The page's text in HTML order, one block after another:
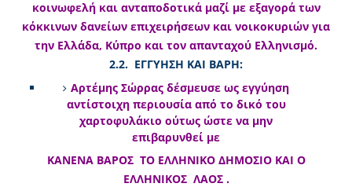
κοινωφελή και ανταποδοτικά μαζί με εξαγορά των
κόκκινων δανείων επιχειρήσεων και νοικοκυριών για
την Ελλάδα, Κύπρο και τον απανταχού Ελληνισμό.
2.2. ΕΓΓΥΗΣΗ ΚΑΙ ΒΑΡΗ:
Αρτέμης Σώρρας δέσμευσε ως εγγύηση
αντίστοιχη περιουσία από το δικό του
χαρτοφυλάκιο ούτως ώστε να μην
επιβαρυνθεί με
ΚΑΝΕΝΑ ΒΑΡΟΣ ΤΟ ΕΛΛΗΝΙΚΟ ΔΗΜΟΣΙΟ ΚΑΙ Ο
ΕΛΛΗΝΙΚΟΣ ΛΑΟΣ .